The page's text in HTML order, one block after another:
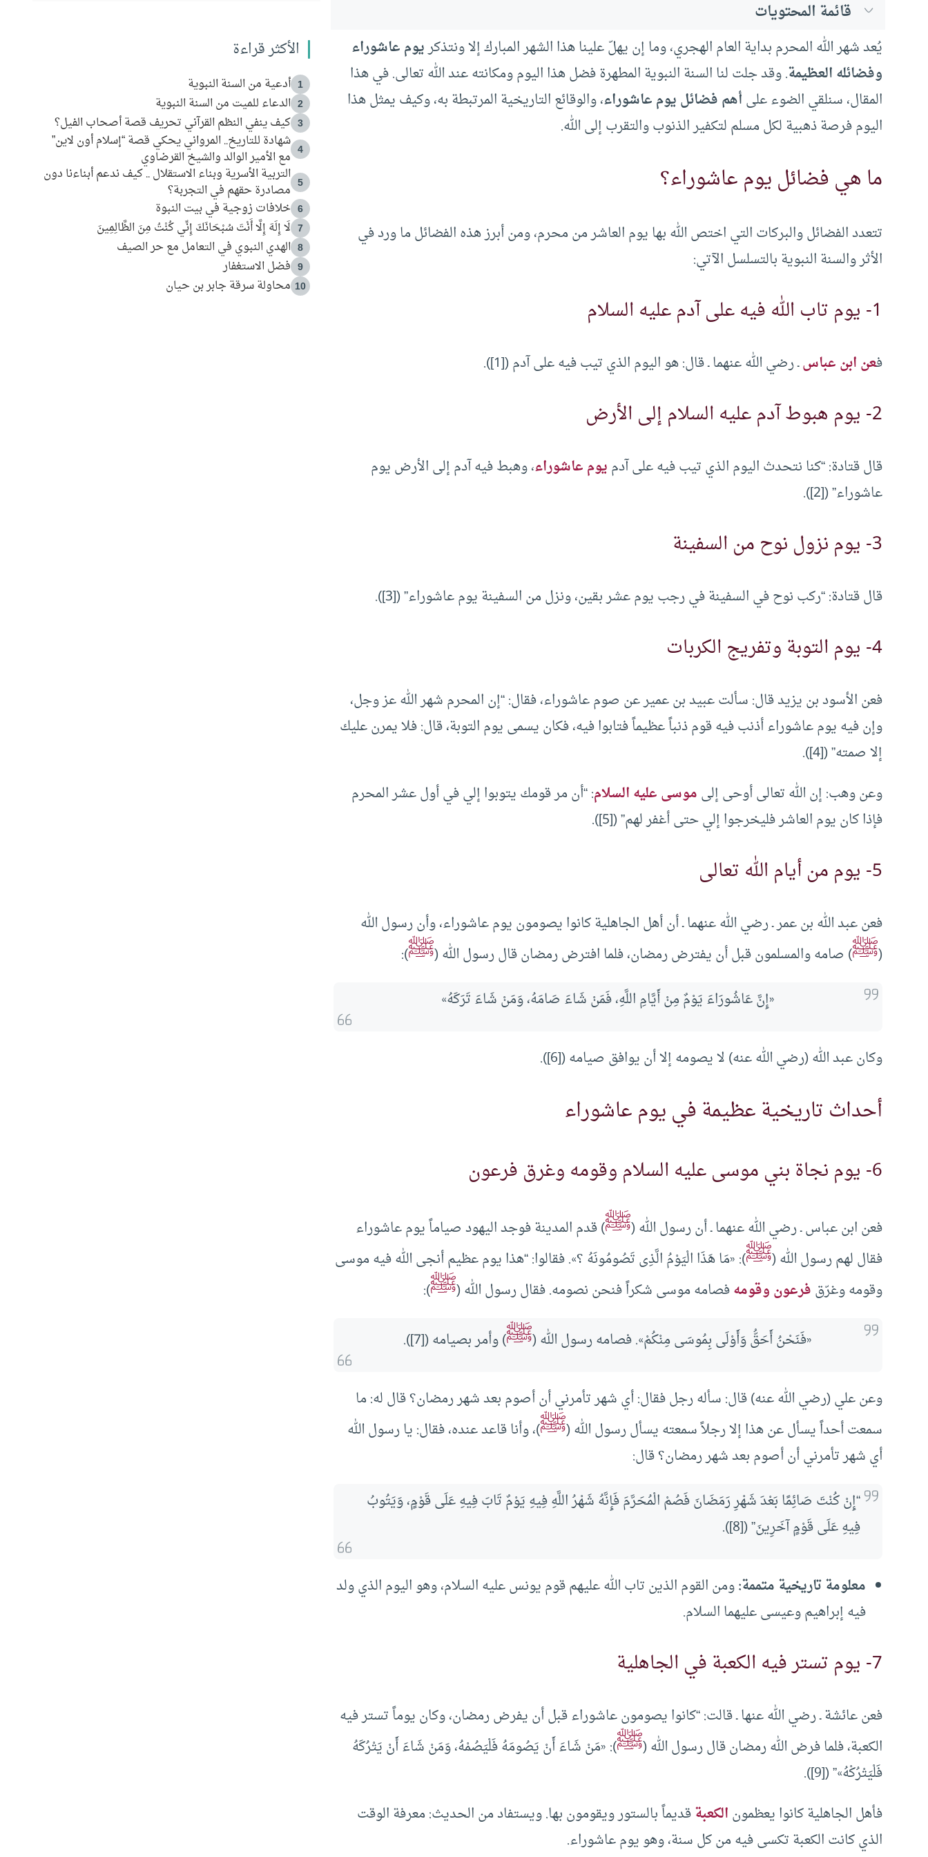
قائمة المحتويات
يُعد شهر الله المحرم بداية العام الهجري، وما إن يهلّ علينا هذا الشهر المبارك إلا ونتذكريوم عاشوراء
وفضائله العظيمة. وقد جلت لنا السنة النبوية المطهرة فضل هذا اليوم ومكانته عند الله تعالى. في هذا
المقال، سنلقي الضوء علىأهم فضائل يوم عاشوراء، والوقائع التاريخية المرتبطة به، وكيف يمثل هذا
اليوم فرصة ذهبية لكل مسلم لتكفير الذنوب والتقرب إلى الله.
ما هي فضائل يوم عاشوراء؟
تتعدد الفضائل والبركات التي اختص الله بها يوم العاشر من محرم، ومن أبرز هذه الفضائل ما ورد في
الأثر والسنة النبوية بالتسلسل الآتي:
1- يوم تاب الله فيه على آدم عليه السلام
فعن ابن عباسـ رضي الله عنهما ـ قال: هو اليوم الذي تيب فيه على آدم ([1]).
2- يوم هبوط آدم عليه السلام إلى الأرض
قال قتادة: “كنا نتحدث اليوم الذي تيب فيه على آدميوم عاشوراء، وهبط فيه آدم إلى الأرض يوم
عاشوراء” ([2]).
3- يوم نزول نوح من السفينة
قال قتادة: “ركب نوح في السفينة في رجب يوم عشر بقين، ونزل من السفينة يوم عاشوراء” ([3]).
4- يوم التوبة وتفريج الكربات
فعن الأسود بن يزيد قال: سألت عبيد بن عمير عن صوم عاشوراء، فقال: “إن المحرم شهر الله عز وجل،
وإن فيه يوم عاشوراء أذنب فيه قوم ذنباً عظيماً فتابوا فيه، فكان يسمى يوم التوبة، قال: فلا يمرن عليك
إلا صمته” ([4]).
وعن وهب: إن الله تعالى أوحى إلىموسى عليه السلام: “أن مر قومك يتوبوا إلي في أول عشر المحرم
فإذا كان يوم العاشر فليخرجوا إلي حتى أغفر لهم” ([5]).
5- يوم من أيام الله تعالى
فعن عبد الله بن عمر ـ رضي الله عنهما ـ أن أهل الجاهلية كانوا يصومون يوم عاشوراء، وأن رسول الله
(ﷺ) صامه والمسلمون قبل أن يفترض رمضان، فلما افترض رمضان قال رسول الله (ﷺ):
«إِنَّ عَاشُورَاءَ يَوْمٌ مِنْ أَيَّامِ اللَّهِ، فَمَنْ شَاءَ صَامَهُ، وَمَنْ شَاءَ تَرَكَهُ»
وكان عبد الله (رضي الله عنه) لا يصومه إلا أن يوافق صيامه ([6]).
أحداث تاريخية عظيمة في يوم عاشوراء
6- يوم نجاة بني موسى عليه السلام وقومه وغرق فرعون
فعن ابن عباس ـ رضي الله عنهما ـ أن رسول الله (ﷺ) قدم المدينة فوجد اليهود صياماً يوم عاشوراء
فقال لهم رسول الله (ﷺ): «مَا هَذَا الْيَوْمُ الَّذِى تَصُومُونَهُ ؟». فقالوا: “هذا يوم عظيم أنجى الله فيه موسى
وقومه وغرّقفرعون وقومهفصامه موسى شكراً فنحن نصومه. فقال رسول الله (ﷺ):
«فَنَحْنُ أَحَقُّ وَأَوْلَى بِمُوسَى مِنْكُمْ». فصامه رسول الله (ﷺ) وأمر بصيامه ([7]).
وعن علي (رضي الله عنه) قال: سأله رجل فقال: أي شهر تأمرني أن أصوم بعد شهر رمضان؟ قال له: ما
سمعت أحداً يسأل عن هذا إلا رجلاً سمعته يسأل رسول الله (ﷺ)، وأنا قاعد عنده، فقال: يا رسول الله
أي شهر تأمرني أن أصوم بعد شهر رمضان؟ قال:
“إِنْ كُنْتَ صَائِمًا بَعْدَ شَهْرِ رَمَضَانَ فَصُمْ الْمُحَرَّمَ فَإِنَّهُ شَهْرُ اللَّهِ فِيهِ يَوْمٌ تَابَ فِيهِ عَلَى قَوْمٍ، وَيَتُوبُ
فِيهِ عَلَى قَوْمٍ آخَرِينَ” ([8]).
معلومة تاريخية متممة:ومن القوم الذين تاب الله عليهم قوم يونس عليه السلام، وهو اليوم الذي ولد
فيه إبراهيم وعيسى عليهما السلام.
7- يوم تستر فيه الكعبة في الجاهلية
فعن عائشة ـ رضي الله عنها ـ قالت: “كانوا يصومون عاشوراء قبل أن يفرض رمضان، وكان يوماً تستر فيه
الكعبة، فلما فرض الله رمضان قال رسول الله (ﷺ): «مَنْ شَاءَ أَنْ يَصُومَهُ فَلْيَصُمْهُ، وَمَنْ شَاءَ أَنْ يَتْرُكَهُ
فَلْيَتْرُكْهُ»” ([9]).
فأهل الجاهلية كانوا يعظمونالكعبةقديماً بالستور ويقومون بها. ويستفاد من الحديث: معرفة الوقت
الذي كانت الكعبة تكسى فيه من كل سنة، وهو يوم عاشوراء.
الأكثر قراءة
1 أدعية من السنة النبوية
2 الدعاء للميت من السنة النبوية
3 كيف ينفي النظم القرآني تحريف قصة أصحاب الفيل؟
4
شهادة للتاريخ.. المرواني يحكي قصة “إسلام أون لاين”
مع الأمير الوالد والشيخ القرضاوي
5
التربية الأسرية وبناء الاستقلال .. كيف ندعم أبناءنا دون
مصادرة حقهم في التجربة؟
6 خلافات زوجية في بيت النبوة
7 لَا إِلَهَ إِلَّا أَنْتَ سُبْحَانَكَ إِنِّي كُنْتُ مِنَ الظَّالِمِينَ
8 الهدي النبوي في التعامل مع حر الصيف
9 فضل الاستغفار
10 محاولة سرقة جابر بن حيان